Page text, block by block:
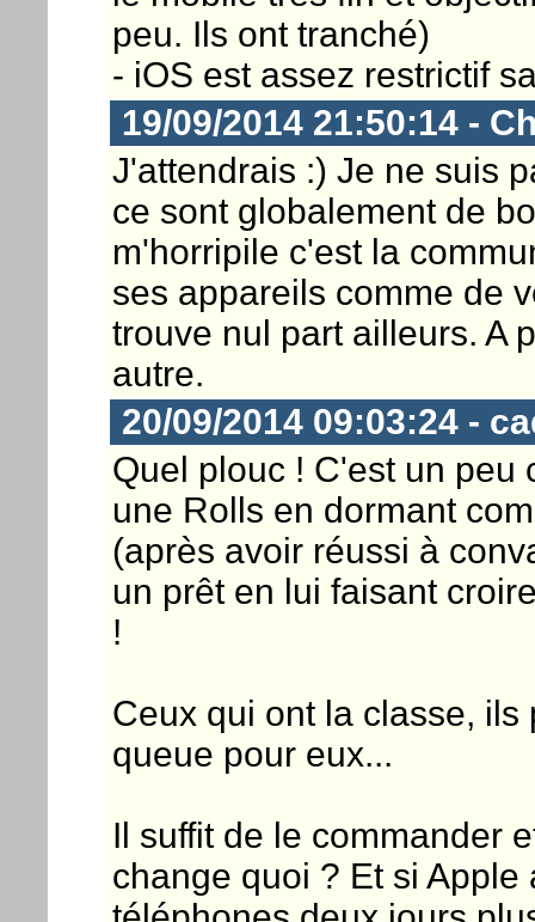
peu. Ils ont tranché)
- iOS est assez restrictif
19/09/2014 21:50:14 -
J'attendrais :) Je ne suis
ce sont globalement de
m'horripile c'est la
ses appareils comme de
trouve nul part ailleurs. A
autre.
20/09/2014 09:03:24 -
Quel plouc ! C'est un peu
une Rolls en dormant
(après avoir réussi à
un prêt en lui faisant
!
Ceux qui ont la classe,
queue pour eux...
Il suffit de le commander
change quoi ? Et si